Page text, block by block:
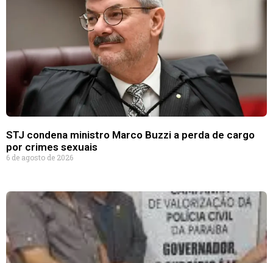
STJ condena ministro Marco Buzzi a perda de cargo
por crimes sexuais
6 de agosto de 2026